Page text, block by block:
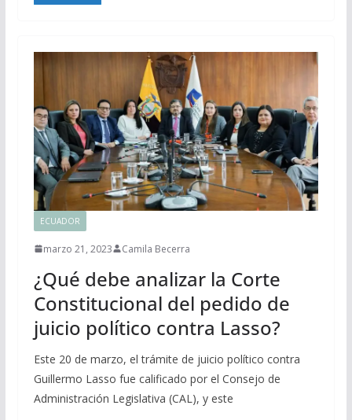
ECUADOR
marzo 21, 2023 Camila Becerra
¿Qué debe analizar la Corte
Constitucional del pedido de
juicio político contra Lasso?
Este 20 de marzo, el trámite de juicio político contra
Guillermo Lasso fue calificado por el Consejo de
Administración Legislativa (CAL), y este